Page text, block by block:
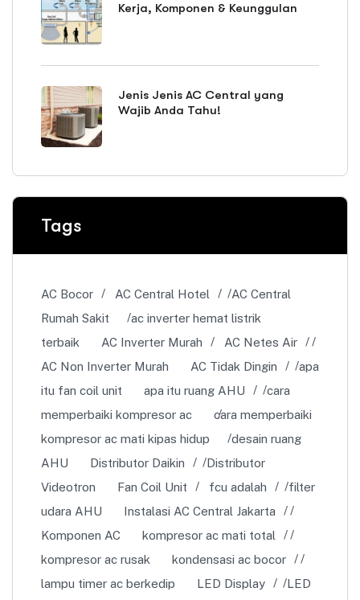
Kerja, Komponen & Keunggulan
Jenis Jenis AC Central yang
Wajib Anda Tahu!
Tags
AC Bocor AC Central Hotel
AC Central
Rumah Sakit
ac inverter hemat listrik
terbaik
AC Inverter Murah
AC Netes Air
AC Non Inverter Murah
AC Tidak Dingin
apa
itu fan coil unit
apa itu ruang AHU
cara
memperbaiki kompresor ac
cara memperbaiki
kompresor ac mati kipas hidup
desain ruang
AHU
Distributor Daikin
Distributor
Videotron
Fan Coil Unit fcu adalah
filter
udara AHU
Instalasi AC Central Jakarta
Komponen AC
kompresor ac mati total
kompresor ac rusak
kondensasi ac bocor
lampu timer ac berkedip
LED Display
LED